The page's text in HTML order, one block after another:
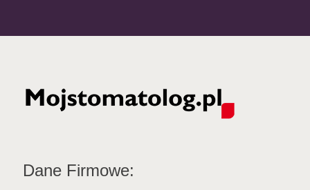
Dane Firmowe: